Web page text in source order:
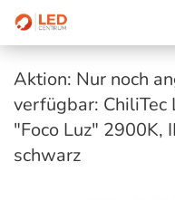
Aktion: Nur noch
verfügbar: ChiliTec
"Foco Luz" 2900K,
schwarz